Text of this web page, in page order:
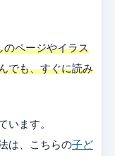
のページやイラス
でも、すぐに読み
います。
は、こちらの子ど